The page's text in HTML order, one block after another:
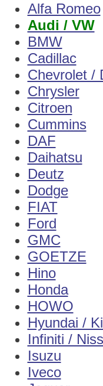
Alfa Romeo
Audi / VW
BMW
Cadillac
Chevrolet /
Chrysler
Citroen
Cummins
DAF
Daihatsu
Deutz
Dodge
FIAT
Ford
GMC
GOETZE
Hino
Honda
HOWO
Hyundai /
Infiniti /
Isuzu
Iveco